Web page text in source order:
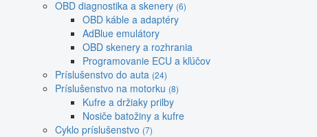
OBD diagnostika a skenery (6)
OBD káble a adaptéry
AdBlue emulátory
OBD skenery a rozhrania
Programovanie ECU a kľúčov
Príslušenstvo do auta (24)
Príslušenstvo na motorku (8)
Kufre a držiaky prilby
Nosiče batožiny a kufre
Cyklo príslušenstvo (7)